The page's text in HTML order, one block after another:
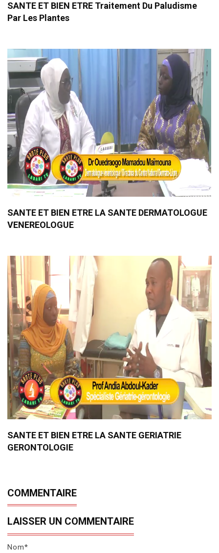
SANTE ET BIEN ETRE Traitement Du Paludisme
Par Les Plantes
SANTE ET BIEN ETRE LA SANTE DERMATOLOGUE
VENEREOLOGUE
SANTE ET BIEN ETRE LA SANTE GERIATRIE
GERONTOLOGIE
COMMENTAIRE
LAISSER UN COMMENTAIRE
Nom*